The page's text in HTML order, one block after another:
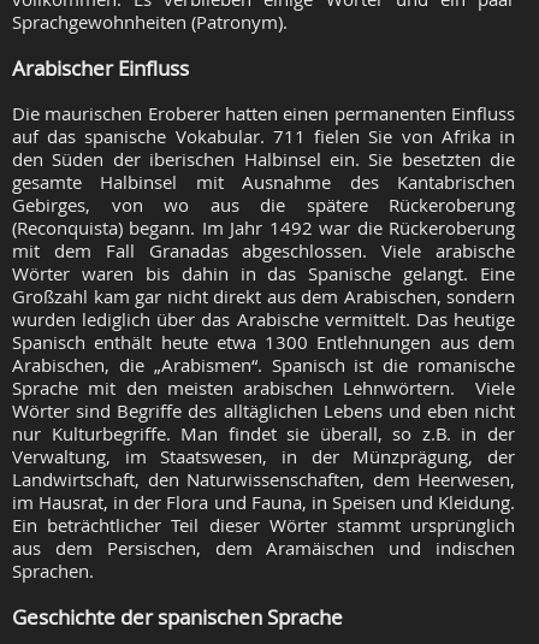
Sprachgewohnheiten (Patronym).
Arabischer Einfluss
Die maurischen Eroberer hatten einen permanenten Einfluss
auf das spanische Vokabular. 711 fielen Sie von Afrika in
den Süden der iberischen Halbinsel ein. Sie besetzten die
gesamte Halbinsel mit Ausnahme des Kantabrischen
Gebirges, von wo aus die spätere Rückeroberung
(Reconquista) begann. Im Jahr 1492 war die Rückeroberung
mit dem Fall Granadas abgeschlossen. Viele arabische
Wörter waren bis dahin in das Spanische gelangt. Eine
Großzahl kam gar nicht direkt aus dem Arabischen, sondern
wurden lediglich über das Arabische vermittelt. Das heutige
Spanisch enthält heute etwa 1300 Entlehnungen aus dem
Arabischen, die „Arabismen“. Spanisch ist die romanische
Sprache mit den meisten arabischen Lehnwörtern. Viele
Wörter sind Begriffe des alltäglichen Lebens und eben nicht
nur Kulturbegriffe. Man findet sie überall, so z.B. in der
Verwaltung, im Staatswesen, in der Münzprägung, der
Landwirtschaft, den Naturwissenschaften, dem Heerwesen,
im Hausrat, in der Flora und Fauna, in Speisen und Kleidung.
Ein beträchtlicher Teil dieser Wörter stammt ursprünglich
aus dem Persischen, dem Aramäischen und indischen
Sprachen.
Geschichte der spanischen Sprache